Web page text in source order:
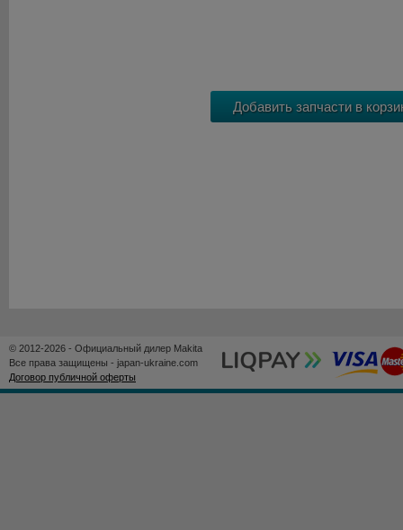
© 2012-2026 - Официальный дилер Makita
Все права защищены - japan-ukraine.com
Договор публичной оферты